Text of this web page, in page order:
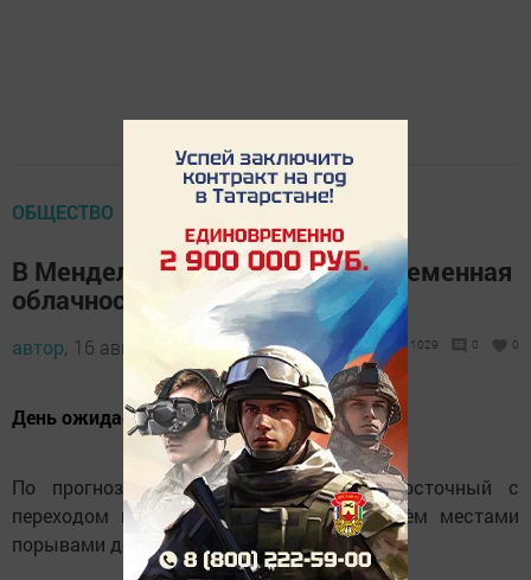
ОБЩЕСТВО
В Менделеевске ожидается переменная
облачность
автор, 16 августа 2021 - 08:50 1029 0 0
День ожидается без осадков.
По прогнозам синоптиков, ветер юго-восточный с
переходом на юго-западный 4-9 м/с, днѐм местами
порывами до 12 м/с.